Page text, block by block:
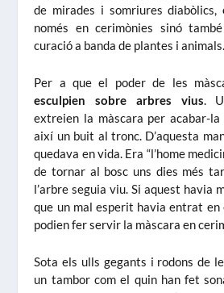
de mirades i somriures
només en cerimònies sinó
curació a banda de plantes i animals.
Per a que el poder de les
esculpien sobre arbres vius.
extreien la màscara per acabar-
així un buit al tronc. D’aquesta
quedava en vida. Era “l’home
de tornar al bosc uns dies més
l’arbre seguia viu. Si aquest havia
que un mal esperit havia entrat en
podien fer servir la màscara en
Sota els ulls gegants i rodons de
un tambor com el quin han fet